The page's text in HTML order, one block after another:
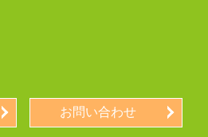
お問い合わせ